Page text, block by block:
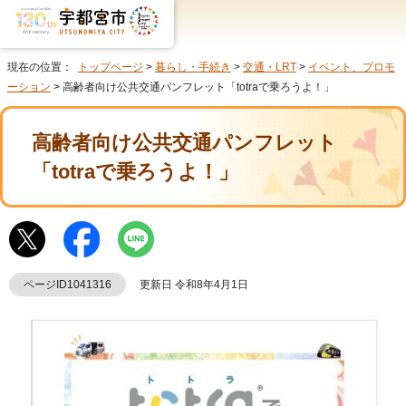
現在の位置： トップページ > 暮らし・手続き > 交通・LRT > イベント、プロモ
ーション > 高齢者向け公共交通パンフレット「totraで乗ろうよ！」
高齢者向け公共交通パンフレット
「totraで乗ろうよ！」
ページID1041316 更新日 令和8年4月1日